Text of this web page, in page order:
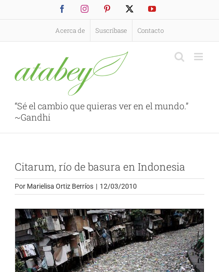
FacebookInstagramPinterest YouTube
Acerca de Suscríbase Contacto
“Sé el cambio que quieras ver en el mundo.”
~Gandhi
Citarum, río de basura en Indonesia
Por Marielisa Ortiz Berríos | 12/03/2010